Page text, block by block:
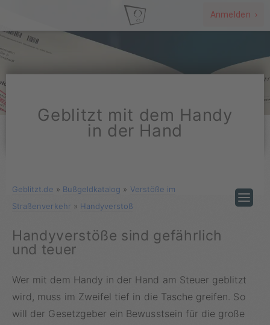
Anmelden ›
Geblitzt mit dem Handy
in der Hand
Geblitzt.de » Bußgeldkatalog » Verstöße im
Straßenverkehr » Handyverstoß
Handyverstöße sind gefährlich
und teuer
Wer mit dem Handy in der Hand am Steuer geblitzt
wird, muss im Zweifel tief in die Tasche greifen. So
will der Gesetzgeber ein Bewusstsein für die große